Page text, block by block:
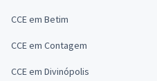
CCE em Betim
CCE em Contagem
CCE em Divinópolis